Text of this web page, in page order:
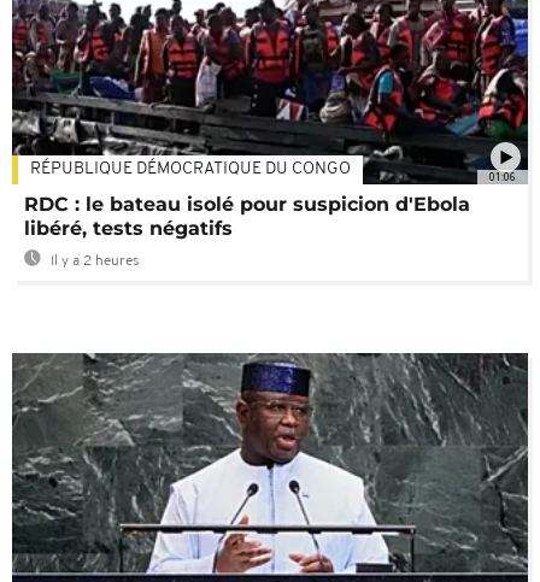
01:06
RÉPUBLIQUE DÉMOCRATIQUE DU CONGO
RDC : le bateau isolé pour suspicion d'Ebola
libéré, tests négatifs
Il y a 2 heures